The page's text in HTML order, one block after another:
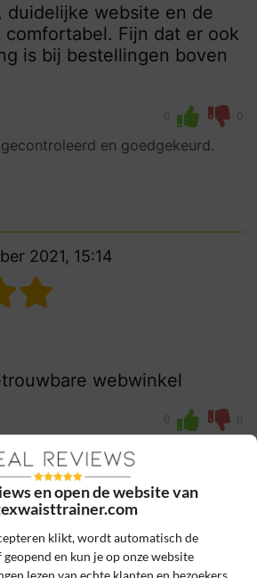
duidelijke website en de
Fijn dat er ook
is bij bestellingen boven
0 0
en goedgekeurd.
2021, 15:14
webwinkel
0 0
en goedgekeurd.
review
en open de website van
klikt, wordt automatisch de
en kun je op onze website